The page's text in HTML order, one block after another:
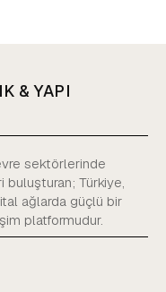
& YAPI
sektörlerinde
buluşturan; Türkiye,
ağlarda güçlü bir
platformudur.